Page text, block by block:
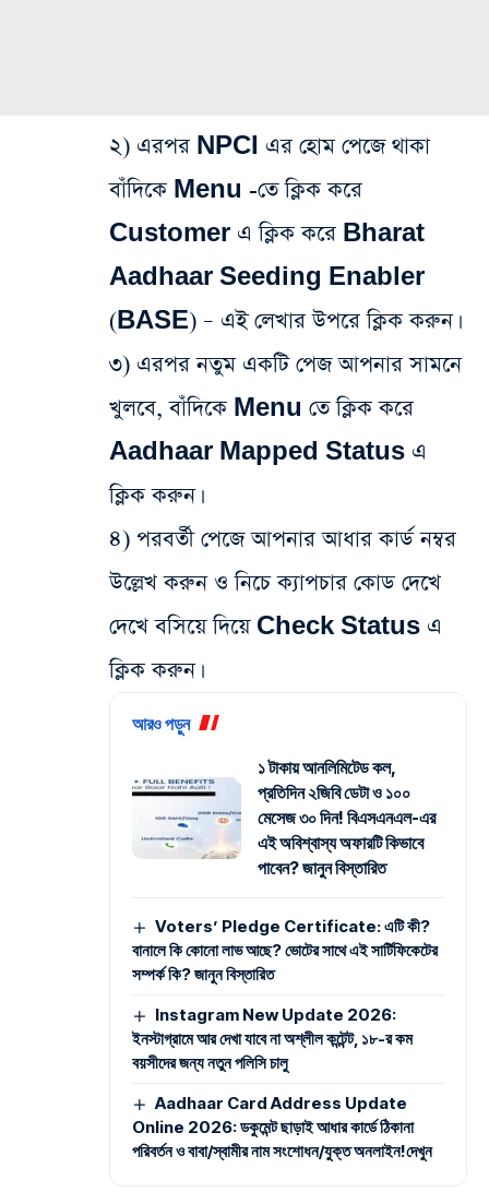
২) এরপর NPCI এর হোম পেজে থাকা
বাঁদিকে Menu -তে ক্লিক করে
Customer এ ক্লিক করে Bharat
Aadhaar Seeding Enabler
(BASE) – এই লেখার উপরে ক্লিক করুন।
৩) এরপর নতুম একটি পেজ আপনার সামনে
খুলবে, বাঁদিকে Menu তে ক্লিক করে
Aadhaar Mapped Status এ
ক্লিক করুন।
৪) পরবর্তী পেজে আপনার আধার কার্ড নম্বর
উল্লেখ করুন ও নিচে ক্যাপচার কোড দেখে
দেখে বসিয়ে দিয়ে Check Status এ
ক্লিক করুন।
আরও পড়ুন
১ টাকায় আনলিমিটেড কল,
প্রতিদিন ২জিবি ডেটা ও ১০০
মেসেজ ৩০ দিন! বিএসএনএল-এর
এই অবিশ্বাস্য অফারটি কিভাবে
পাবেন? জানুন বিস্তারিত
Voters’ Pledge Certificate: এটি কী?
বানালে কি কোনো লাভ আছে? ভোটের সাথে এই সার্টিফিকেটের
সম্পর্ক কি? জানুন বিস্তারিত
Instagram New Update 2026:
ইনস্টাগ্রামে আর দেখা যাবে না অশ্লীল কন্টেন্ট, ১৮-র কম
বয়সীদের জন্য নতুন পলিসি চালু
Aadhaar Card Address Update
Online 2026: ডকুমেন্ট ছাড়াই আধার কার্ডে ঠিকানা
পরিবর্তন ও বাবা/স্বামীর নাম সংশোধন/যুক্ত অনলাইন!দেখুন